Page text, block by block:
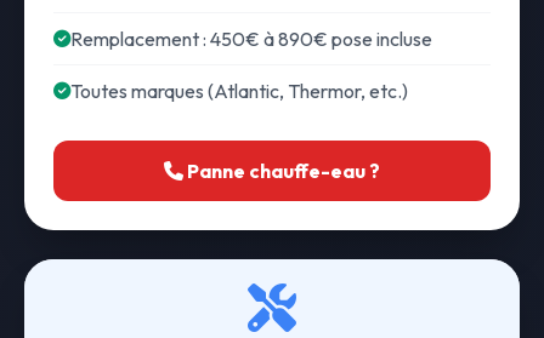
Remplacement : 450€ à 890€ pose incluse
Toutes marques (Atlantic, Thermor, etc.)
Panne chauffe-eau ?